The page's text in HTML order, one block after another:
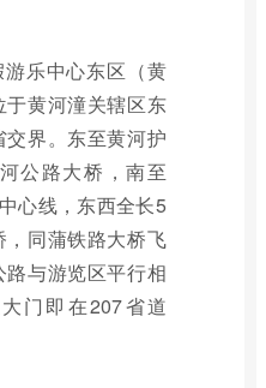
乐中心东区（黄
黄河潼关辖区东
界。东至黄河护
公路大桥，南至
心线，东西全长5
同蒲铁路大桥飞
与游览区平行相
门即在207省道